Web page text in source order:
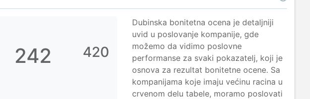
242 420
Dubinska bonitetna ocena je detaljniji
uvid u poslovanje kompanije, gde
možemo da vidimo poslovne
performanse za svaki pokazatelj, koji je
osnova za rezultat bonitetne ocene. Sa
kompanijama koje imaju većinu racina u
crvenom delu tabele, moramo poslovati